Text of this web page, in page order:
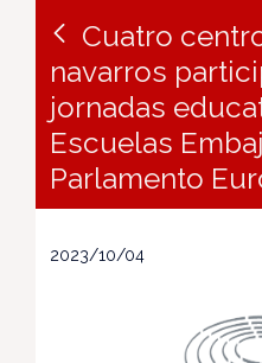
Cuatro
navarros
jornadas
Escuelas
Parlamento
2023/10/04